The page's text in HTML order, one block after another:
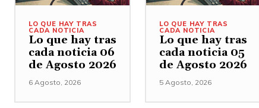
LO QUE HAY TRAS
CADA NOTICIA
Lo que hay tras
cada noticia 06
de Agosto 2026
6 Agosto, 2026
LO QUE HAY TRAS
CADA NOTICIA
Lo que hay tras
cada noticia 05
de Agosto 2026
5 Agosto, 2026